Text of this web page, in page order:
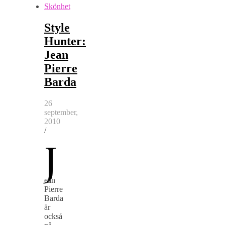
Skönhet
Style
Hunter:
Jean
Pierre
Barda
26
september,
2010
/
J
ean
Pierre
Barda
är
också